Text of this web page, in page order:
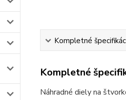
Kompletné
Kompletné
Náhradné diely na